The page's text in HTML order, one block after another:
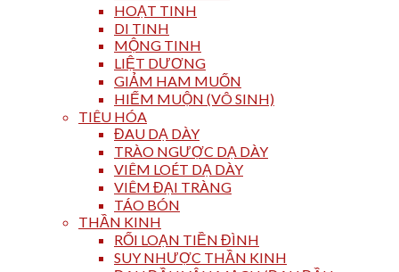
HOẠT TINH
DI TINH
MỘNG TINH
LIỆT DƯƠNG
GIẢM HAM MUỐN
HIẾM MUỘN (VÔ SINH)
TIÊU HÓA
ĐAU DẠ DÀY
TRÀO NGƯỢC DẠ DÀY
VIÊM LOÉT DẠ DÀY
VIÊM ĐẠI TRÀNG
TÁO BÓN
THẦN KINH
RỐI LOẠN TIỀN ĐÌNH
SUY NHƯỢC THẦN KINH